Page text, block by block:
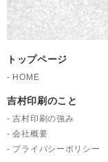
トップページ
- HOME
吉村印刷のこと
-吉村印刷の強み
-会社概要
- プライバシーポリシー